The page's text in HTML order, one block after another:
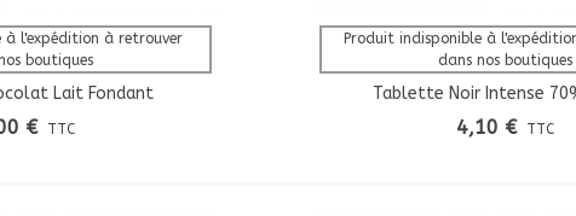
à l'expédition à retrouver
boutiques
Lait Fondant
€ TTC
Afficher Plus
Produit indisponible à
dans nos boutiques
Tablette Noir Intense
4,10 € TTC